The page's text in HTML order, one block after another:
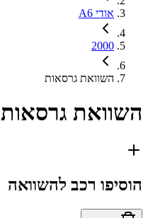
אודי A6
2000
השוואת גרסאות
השוואת גרסאות
הוסיפו רכב להשוואה